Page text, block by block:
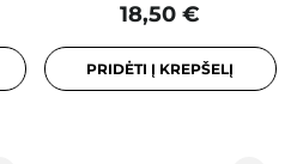
18,50 €
PRIDĖTI Į KREPŠELĮ